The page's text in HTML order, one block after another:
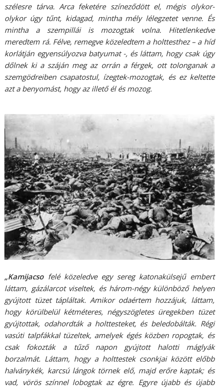
szélesre tárva. Arca feketére színeződött el, mégis olykor-
olykor úgy tűnt, kidagad, mintha mély lélegzetet venne. És
mintha a szempillái is mozogtak volna. Hitetlenkedve
meredtem rá. Félve, remegve közeledtem a holttesthez – a híd
korlátján egyensúlyozva batyumat -, és láttam, hogy csak úgy
dőlnek ki a száján meg az orrán a férgek, ott tolonganak a
szemgödreiben csapatostul, ízegtek-mozogtak, és ez keltette
azt a benyomást, hogy az illető él és mozog.
„Kamijacsofelé közeledve egy sereg katonakülsejű embert
láttam, gázálarcot viseltek, és három-négy különböző helyen
gyújtott tüzet tápláltak. Amikor odaértem hozzájuk, láttam,
hogy körülbelül kétméteres, négyszögletes üregekben tüzet
gyújtottak, odahordták a holttesteket, és beledobálták. Régi
vasúti talpfákkal tüzeltek, amelyek égés közben ropogtak, és
csak fokozták a tűző napon gyújtott halotti máglyák
borzalmát. Láttam, hogy a holttestek csonkjai között előbb
halványkék, karcsú lángok törnek elő, majd erőre kaptak; és
vad, vörös színnel lobogtak az égre. Egyre újabb és újabb